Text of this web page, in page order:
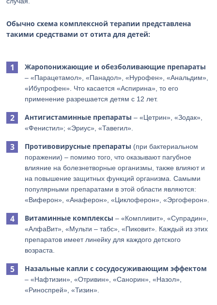
Обычно схема комплексной терапии представлена
такими средствами от отита для детей:
Жаропонижающие и обезболивающие препараты
– «Парацетамол», «Панадол», «Нурофен», «Анальдим»,
«Ибупрофен». Что касается «Аспирина», то его
применение разрешается детям с 12 лет.
Антигистаминные препараты – «Цетрин», «Зодак»,
«Фенистил»; «Эриус», «Тавегил».
Противовирусные препараты (при бактериальном
поражении) – помимо того, что оказывают пагубное
влияние на болезнетворные организмы, также влияют и
на повышение защитных функций организма. Самыми
популярными препаратами в этой области являются:
«Виферон», «Анаферон», «Циклоферон», «Эргоферон».
Витаминные комплексы – «Компливит», «Супрадин»,
«АлфаВит», «Мульти – табс», «Пиковит». Каждый из этих
препаратов имеет линейку для каждого детского
возраста.
Назальные капли с сосудосуживающим эффектом
– «Нафтизин», «Отривин», «Санорин», «Назол»,
«Риноспрей», «Тизин».